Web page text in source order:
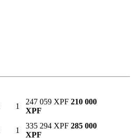
1
247 059 XPF 210 000
XPF
1
335 294 XPF 285 000
XPF